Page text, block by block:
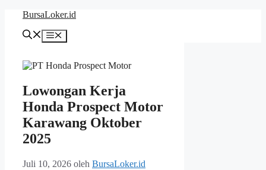
Langsung
BursaLoker.id
Menu
Lowongan Kerja
Honda Prospect Motor
Karawang Oktober
2025
Juli 10, 2026 oleh BursaLoker.id